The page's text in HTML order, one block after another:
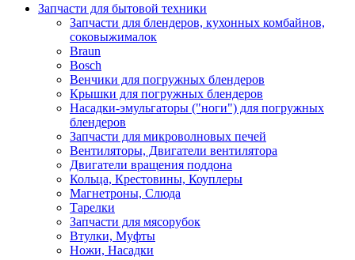
Запчасти для бытовой техники
Запчасти для блендеров, кухонных комбайнов,
соковыжималок
Braun
Bosch
Венчики для погружных блендеров
Крышки для погружных блендеров
Насадки-эмульгаторы ("ноги") для погружных
блендеров
Запчасти для микроволновых печей
Вентиляторы, Двигатели вентилятора
Двигатели вращения поддона
Кольца, Крестовины, Коуплеры
Магнетроны, Слюда
Тарелки
Запчасти для мясорубок
Втулки, Муфты
Ножи, Насадки